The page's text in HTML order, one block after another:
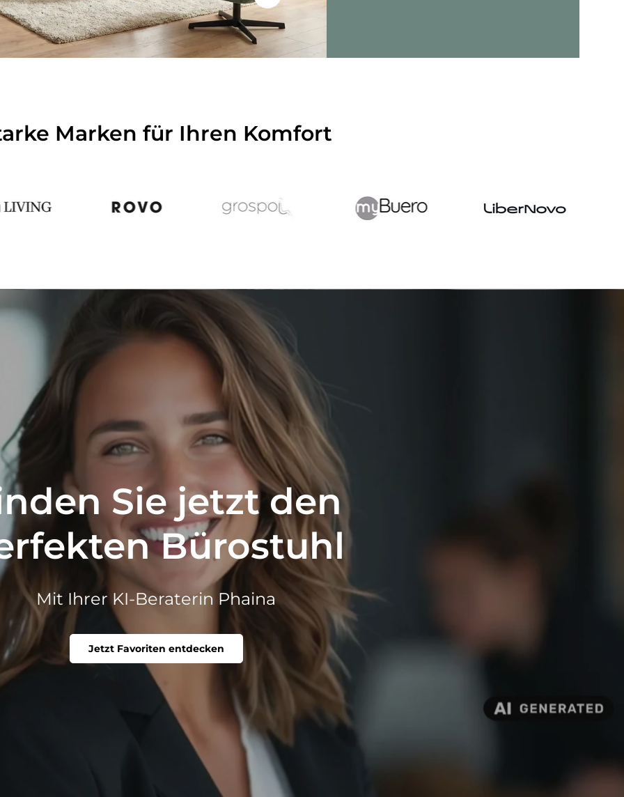
Marken für Ihren Komfort
Sie jetzt den
Bürostuhl
Mit Ihrer KI-Beraterin Phaina
Jetzt Favoriten entdecken